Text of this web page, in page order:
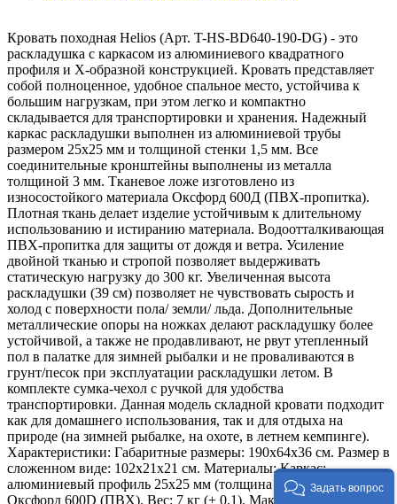
Кровать походная Helios (Арт. T-HS-BD640-190-DG) - это
раскладушка с каркасом из алюминиевого квадратного
профиля и X-образной конструкцией. Кровать представляет
собой полноценное, удобное спальное место, устойчива к
большим нагрузкам, при этом легко и компактно
складывается для транспортировки и хранения. Надежный
каркас раскладушки выполнен из алюминиевой трубы
размером 25х25 мм и толщиной стенки 1,5 мм. Все
соединительные кронштейны выполнены из металла
толщиной 3 мм. Тканевое ложе изготовлено из
износостойкого материала Оксфорд 600Д (ПВХ-пропитка).
Плотная ткань делает изделие устойчивым к длительному
использованию и истиранию материала. Водоотталкивающая
ПВХ-пропитка для защиты от дождя и ветра. Усиление
двойной тканью и стропой позволяет выдерживать
статическую нагрузку до 300 кг. Увеличенная высота
раскладушки (39 см) позволяет не чувствовать сырость и
холод с поверхности пола/ земли/ льда. Дополнительные
металлические опоры на ножках делают раскладушку более
устойчивой, а также не продавливают, не рвут утепленный
пол в палатке для зимней рыбалки и не проваливаются в
грунт/песок при эксплуатации раскладушки летом. В
комплекте сумка-чехол с ручкой для удобства
транспортировки. Данная модель складной кровати подходит
как для домашнего использования, так и для отдыха на
природе (на зимней рыбалке, на охоте, в летнем кемпинге).
Характеристики: Габаритные размеры: 190x64х36 см. Размер в
сложенном виде: 102x21x21 см. Материалы: Каркас:
алюминиевый профиль 25х25 мм (толщина 1,5мм). Ткань:
Оксфорд 600D (ПВХ). Вес: 7 кг (± 0,1). Максимальная
Задать вопрос